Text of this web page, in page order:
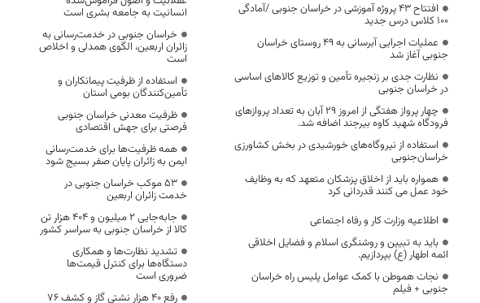
افتتاح ۴۳ پروژه آموزشی در خراسان‌ جنوبی /آمادگی
۱۰۰ کلاس درس جدید
عملیات اجرایی آبرسانی به ۴۹ روستای خراسان
جنوبی آغاز شد
نظارت جدی بر زنجیره تأمین و توزیع کالاهای اساسی
در خراسان جنوبی
چهار پرواز هفتگی از امروز ۲۹ آبان به تعداد پروازهای
فرودگاه شهید کاوه بیرجند اضافه شد.
استفاده از نیروگاه‌های خورشیدی در بخش کشاورزی
خراسان‌جنوبی
همواره باید از اخلاق پزشکان متعهد که به وظایف
خود عمل می کنند قدردانی کرد
اطلاعیه وزارت کار و رفاه اجتماعی
باید به تبیین و روشنگری اسلام و فضایل اخلاقی
ائمه اطهار (ع) بپردازیم.
نجات هموطن با کمک عوامل پلیس راه خراسان
جنوبی + فیلم
انسانیت به جامعه بشری است
خراسان جنوبی در خدمت‌رسانی به
زائران اربعین، الگوی همدلی و اخلاص
است
استفاده از ظرفیت پیمانکاران و
تأمین‌کنندگان بومی استان
ظرفیت معدنی خراسان جنوبی
فرصتی برای جهش اقتصادی
همه ظرفیت‌ها برای خدمت‌رسانی
ایمن به زائران پایان صفر بسیج شود
53 موکب خراسان جنوبی در
خدمت زائران اربعین
جابه‌جایی 2 میلیون و 404 هزار تن
کالا از خراسان جنوبی به سراسر کشور
تشدید نظارت‌ها و همکاری
دستگاه‌ها برای کنترل قیمت‌ها
ضروری است
رفع 40 هزار نشتی گاز و کشف 76